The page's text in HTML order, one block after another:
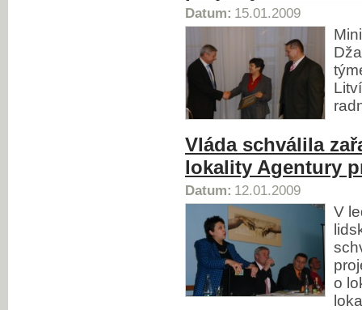
Datum: 15.01.2009
Vláda schválila
lokality Agentury
Datum: 12.01.2009
V
o